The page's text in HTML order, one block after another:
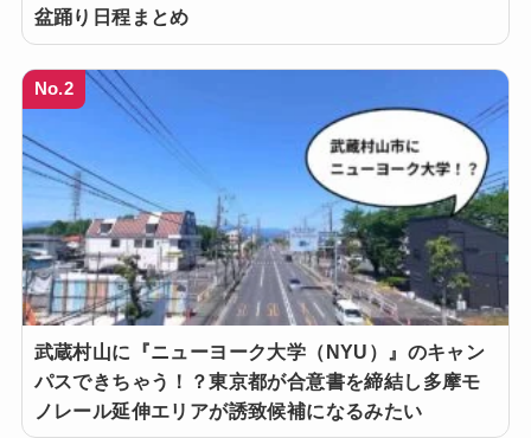
盆踊り日程まとめ
No.2
武蔵村山に『ニューヨーク大学（NYU）』のキャン
パスできちゃう！？東京都が合意書を締結し多摩モ
ノレール延伸エリアが誘致候補になるみたい